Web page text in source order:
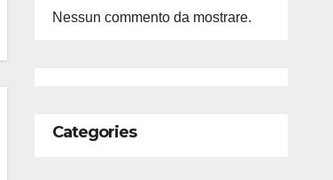
Nessun commento da mostrare.
Categories